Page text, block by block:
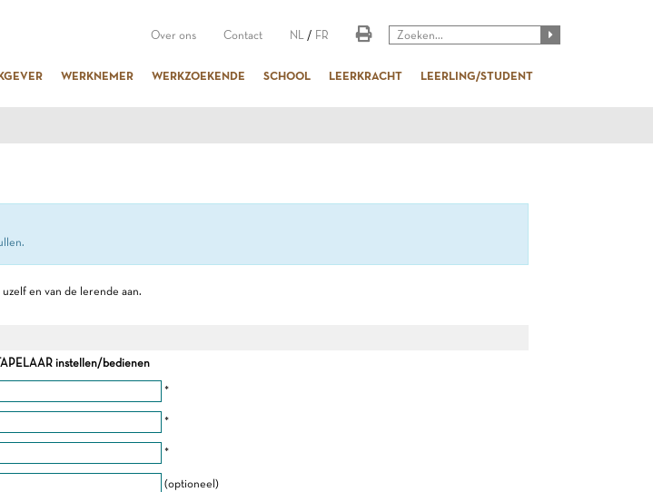
Over ons Contact NL / FR
WERKNEMER WERKZOEKENDE SCHOOL LEERKRACHT LEERLING/STUDENT
en van de lerende aan.
instellen/bedienen
*
*
*
(optioneel)